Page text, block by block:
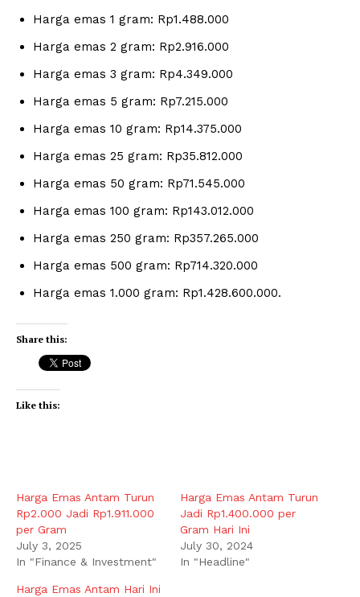
Harga emas 1 gram: Rp1.488.000
Harga emas 2 gram: Rp2.916.000
Harga emas 3 gram: Rp4.349.000
Harga emas 5 gram: Rp7.215.000
Harga emas 10 gram: Rp14.375.000
Harga emas 25 gram: Rp35.812.000
Harga emas 50 gram: Rp71.545.000
Harga emas 100 gram: Rp143.012.000
Harga emas 250 gram: Rp357.265.000
Harga emas 500 gram: Rp714.320.000
Harga emas 1.000 gram: Rp1.428.600.000.
Share this:
Like this:
Harga Emas Antam Turun
Rp2.000 Jadi Rp1.911.000
per Gram
July 3, 2025
In "Finance & Investment"
Harga Emas Antam Turun
Jadi Rp1.400.000 per
Gram Hari Ini
July 30, 2024
In "Headline"
Harga Emas Antam Hari Ini